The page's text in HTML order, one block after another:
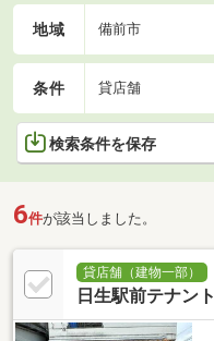
地域 備前市
条件 貸店舗
検索条件を保存
6件が該当しました。
貸店舗（建物一部）
日生駅前テナント